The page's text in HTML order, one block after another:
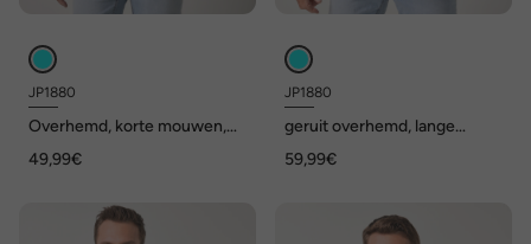
JP1880
Overhemd, korte mouwen,
kraag, Cuba-Fit, tot 8XL
49,99€
JP1880
geruit overhemd, lange
Modern Fit, tot 8XL
59,99€